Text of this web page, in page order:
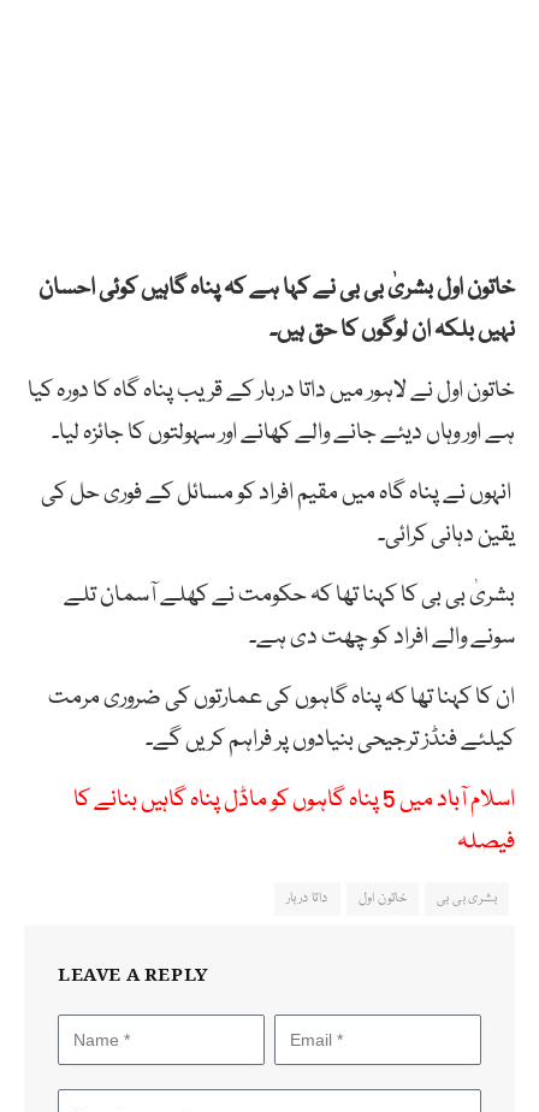
خاتوناولبشریٰبیبینے کہا ہے کہ پناہ گاہیں کوئی احسان
نہیں بلکہ ان لوگوں کا حق ہیں۔
خاتون اول نے لاہورمیںداتادربارکےقریبپناہگاہکادورہکیا
ہے اور وہاںدیئےجانے والےکھانےاورسہولتوںکاجائزہلیا۔
انہوںنےپناہگاہمیںمقیمافرادکومسائلکےفوریحلکی
یقیندہانیکرائی۔
بشریٰبیبیکاکہناتھاکہحکومتنےکھلےآسمانتلے
سونےوالےافرادکوچھتدیہے۔
ان کا کہنا تھا کہ پناہگاہوںکیعمارتوںکیضروریمرمت
کیلئےفنڈزترجیحیبنیادوںپرفراہمکریںگے۔
اسلام آباد میں 5 پناہ گاہوں کو ماڈل پناہ گاہیں بنانے کا
فیصلہ
بشری بی بی خاتون اول داتا دربار
LEAVE A REPLY